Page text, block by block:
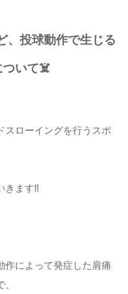
、投球動作で生じる
ついて☠️
スローイングを行うスポ
きます‼️
作によって発症した肩痛